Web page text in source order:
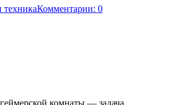
техникаКомментарии: 0
комнаты — задача